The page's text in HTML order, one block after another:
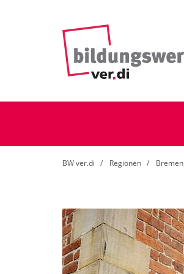
BW ver.di Regionen Bremen